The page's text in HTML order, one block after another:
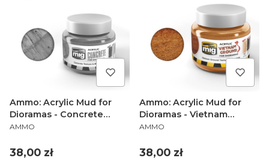
Ammo: Acrylic Mud for
Dioramas - Concrete
Texture (250 ml)
PRODUCENT
AMMO
Cena
38,00 zł
Ammo: Acrylic Mud for
Dioramas - Vietnam
Ground (250 ml)
PRODUCENT
AMMO
Cena
38,00 zł